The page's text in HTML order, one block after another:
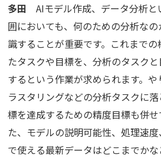
多田 AIモデル作成、データ分析
囲においても、何のための分析な
識することが重要です。これまで
たタスクや目標を、分析のタスク
するという作業が求められます。
ラスタリングなどの分析タスクに
標を達成するための精度目標も併
た、モデルの説明可能性、処理速
で使える最新データはどこまでか